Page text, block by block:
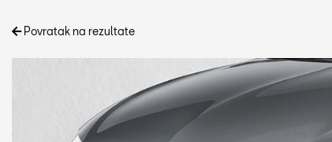
Povratak na rezultate